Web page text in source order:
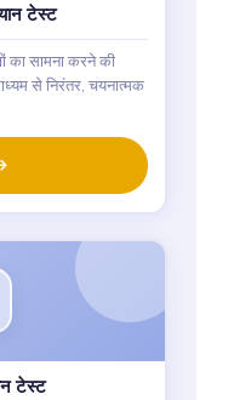
टेस्ट
का सामना करने की
से निरंतर, चयनात्मक
टेस्ट